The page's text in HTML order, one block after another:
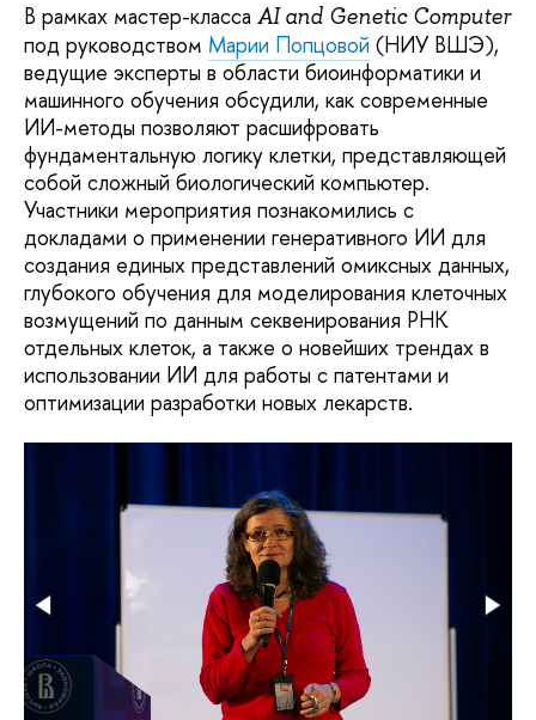
В рамках мастер-класса AI and Genetic Computer
под руководством Марии Попцовой (НИУ ВШЭ),
ведущие эксперты в области биоинформатики и
машинного обучения обсудили, как современные
ИИ-методы позволяют расшифровать
фундаментальную логику клетки, представляющей
собой сложный биологический компьютер.
Участники мероприятия познакомились с
докладами о применении генеративного ИИ для
создания единых представлений омиксных данных,
глубокого обучения для моделирования клеточных
возмущений по данным секвенирования РНК
отдельных клеток, а также о новейших трендах в
использовании ИИ для работы с патентами и
оптимизации разработки новых лекарств.